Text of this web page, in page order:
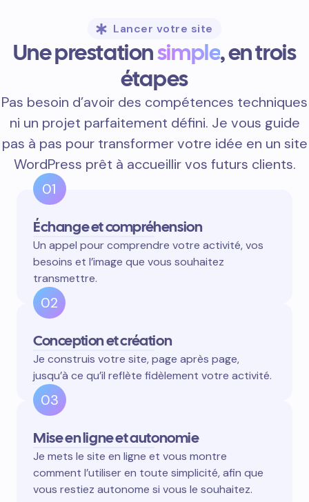
Lancer votre site
Une prestationsimple, en trois
étapes
Pas besoin d’avoir des compétences techniques
ni un projet parfaitement défini. Je vous guide
pas à pas pour transformer votre idée en un site
WordPress prêt à accueillir vos futurs clients.
01
Échange et compréhension
Un appel pour comprendre votre activité, vos
besoins et l’image que vous souhaitez
transmettre.
02
Conception et création
Je construis votre site, page après page,
jusqu’à ce qu’il reflète fidèlement votre activité.
03
Mise en ligne et autonomie
Je mets le site en ligne et vous montre
comment l’utiliser en toute simplicité, afin que
vous restiez autonome si vous le souhaitez.